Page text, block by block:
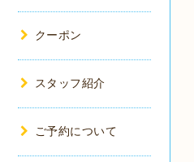
クーポン
スタッフ紹介
ご予約について